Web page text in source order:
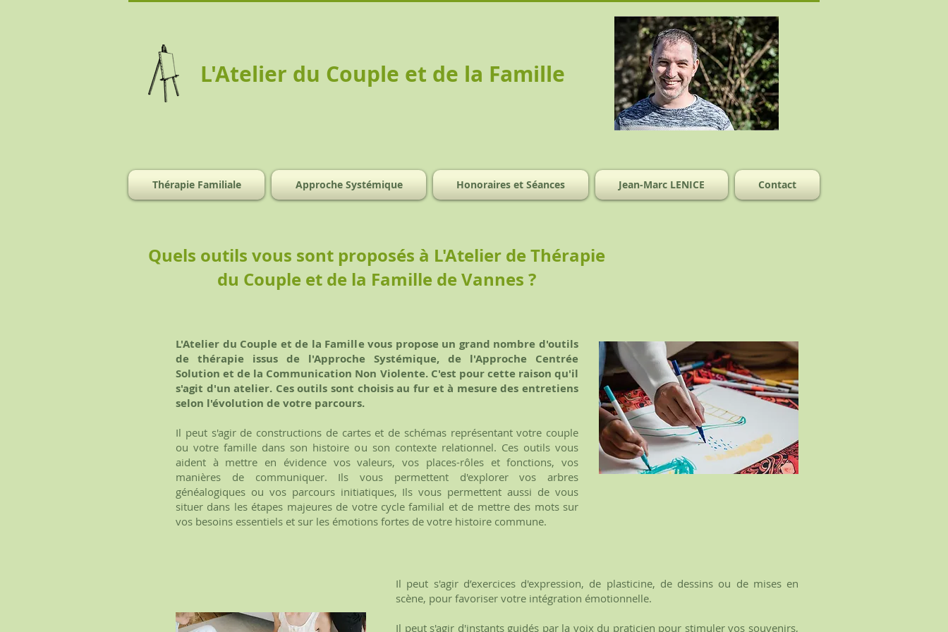
L'Atelier du Couple et de la Famille
Thérapie Familiale Approche Systémique Honoraires et Séances Jean-Marc LENICE Contact
Quels outils vous sont proposés à L'Atelier de Thérapie
du Couple et de la Famille de Vannes ?
L'Atelier du Couple et de la Famille vous propose un grand nombre d'outils
de thérapie issus de l'Approche Systémique, de l'Approche Centrée
Solution et de la Communication Non Violente. C'est pour cette raison qu'il
s'agit d'un atelier. Ces outils sont choisis au fur et à mesure des entretiens
selon l'évolution de votre parcours.
Il peut s'agir de constructions de cartes et de schémas représentant votre couple
ou votre famille dans son histoire ou son contexte relationnel. Ces outils vous
aident à mettre en évidence vos valeurs, vos places-rôles et fonctions, vos
manières de communiquer. Ils vous permettent d'explorer vos arbres
généalogiques ou vos parcours initiatiques, Ils vous permettent aussi de vous
situer dans les étapes majeures de votre cycle familial et de mettre des mots sur
vos besoins essentiels et sur les émotions fortes de votre histoire commune.
Il peut s'agir d’exercices d'expression, de plasticine, de dessins ou de mises en
scène, pour favoriser votre intégration émotionnelle.
Il peut s'agir d'instants guidés par la voix du praticien pour stimuler vos souvenirs,